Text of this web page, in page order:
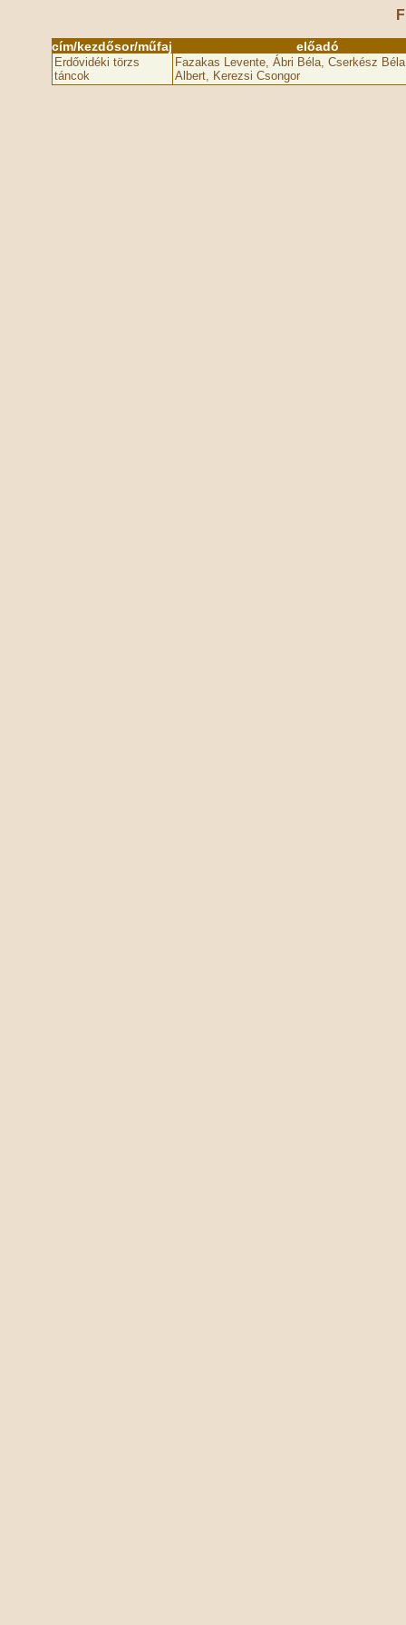
cím/kezdősor/műfaj előadó
Erdővidéki törzs
táncok
Fazakas Levente, Ábri Béla, Cserkész
Albert, Kerezsi Csongor